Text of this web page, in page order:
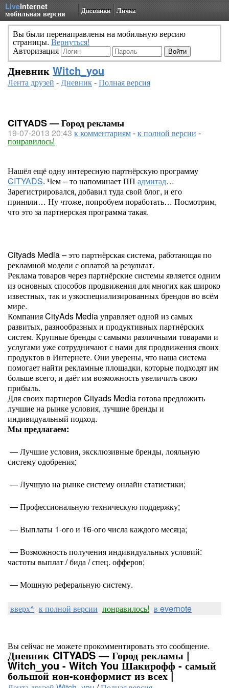
LiveInternet
мобильная версия Дневники Личка
Вы были перенаправлены на мобильную версию
страницы. Вернуться!
Авторизация
Дневник Witch_you
Лента друзей -Дневник-Полная версия
CITYADS — Город рекламы
19-07-2013 20:43 к комментариям-к полной версии -
понравилось!
Нашёл ещё одну интересную партнёрскую программу
CITYADS. Чем – то напоминает ПП адмитад…
Зарегистрировался, добавил туда свой блог, и его
приняли… Ну чтоже, попробуем поработать… Посмотрим,
что это за партнерская программа такая.
Cityads Media – это партнёрская система, работающая по
рекламной модели с оплатой за результат.
Реклама товаров через партнёрские системы является одним
из основных способов продвижения для многих как широко
известных, так и узкоспециализированных брендов во всём
мире.
Компания CityAds Media управляет одной из самых
развитых, разнообразных и продуктивных партнёрских
систем. Крупные бренды с самыми различными товарами и
услугами уже сотрудничают с нами для продвижения своих
продуктов в Интернете. Они уверены, что наша система
помогает найти рекламные площадки, которые подходят им
больше всего, и даёт им возможность увеличить свою
прибыль.
Для своих партнеров Cityads Media готова предложить
лучшие на рынке условия, лучшие бренды и
индивидуальный подход.
Мы предлагаем:
— Лучшие условия, эксклюзивные бренды, лояльную
систему одобрения;
— Лучшую на рынке систему онлайн статистики;
— Профессиональную техническую поддержку;
— Выплаты 1-ого и 16-ого числа каждого месяца;
— Возможность получения индивидуальных условий:
частоты выплат / бида / спец. офферов;
— Мощную реферальную систему.
вверх^ к полной версии понравилось! в evernote
Вы сейчас не можете прокомментировать это сообщение.
Дневник CITYADS — Город рекламы |
Witch_you - Witch You Шакирофф - самый
большой нон-конформист из всех |